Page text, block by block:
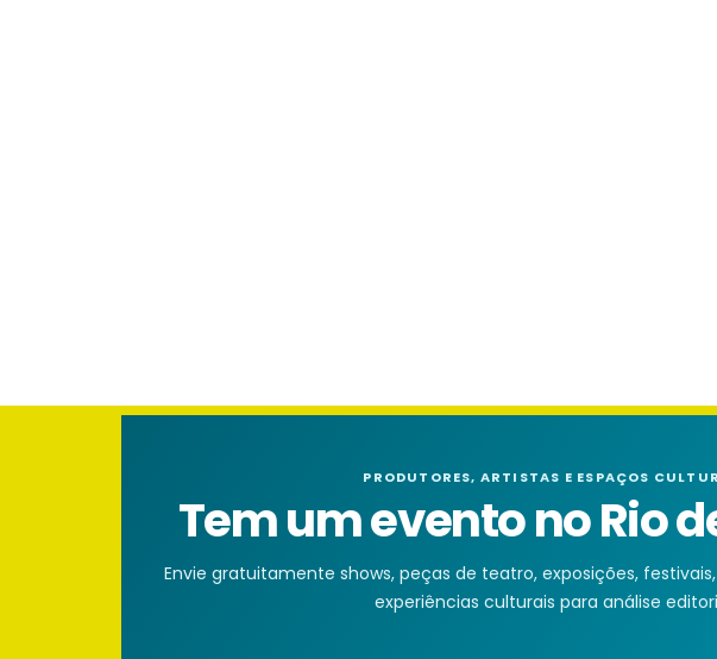
PRODUTORES, ARTISTAS E ESPAÇOS
Tem um evento no Rio
Envie gratuitamente shows, peças de teatro, exposições,
experiências culturais para análise